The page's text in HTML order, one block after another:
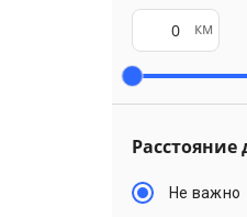
км
Расстояние
Не важно